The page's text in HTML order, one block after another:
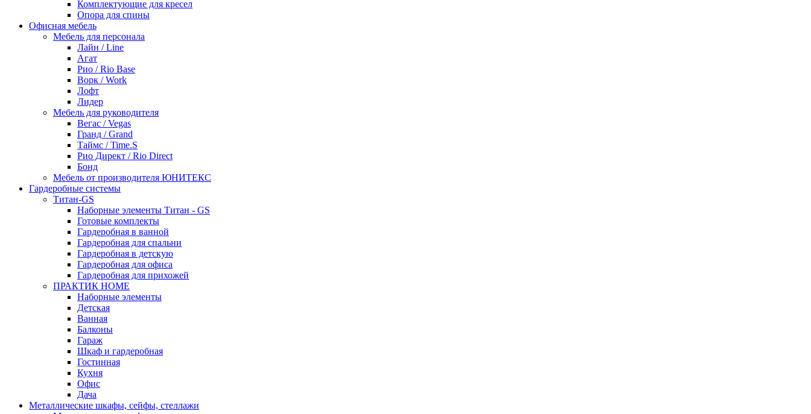
Комплектующие для кресел
Опора для спины
Офисная мебель
Мебель для персонала
Лайн / Line
Агат
Рио / Rio Base
Ворк / Work
Лофт
Лидер
Мебель для руководителя
Вегас / Vegas
Гранд / Grand
Таймс / Time.S
Рио Директ / Rio Direct
Бонд
Мебель от производителя ЮНИТЕКС
Гардеробные системы
Титан-GS
Наборные элементы Титан - GS
Готовые комплекты
Гардеробная в ванной
Гардеробная для спальни
Гардеробная в детскую
Гардеробная для офиса
Гардеробная для прихожей
ПРАКТИК HOME
Наборные элементы
Детская
Ванная
Балконы
Гараж
Шкаф и гардеробная
Гостинная
Кухня
Офис
Дача
Металлические шкафы, сейфы, стеллажи